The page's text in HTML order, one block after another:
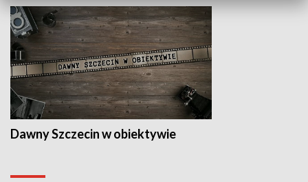
Dawny Szczecin w obiektywie